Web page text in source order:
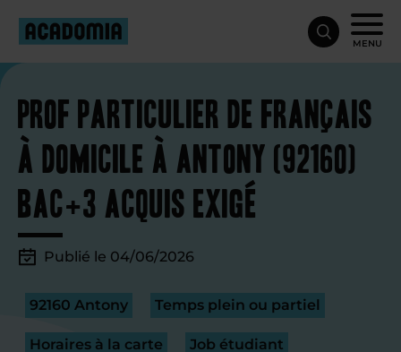
MENU
Prof particulier de français
à domicile à Antony (92160)
bac+3 acquis exigé
Publié le 04/06/2026
92160 Antony Temps plein ou partiel
Horaires à la carte Job étudiant